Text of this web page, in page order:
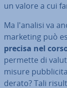
un valore a cui
Ma l'analisi va
marketing può
precisa nel
permette di
misure
de­ra­to? Tali